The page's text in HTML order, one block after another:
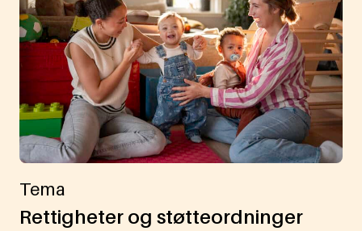
Tema
Rettigheter og støtteordninger